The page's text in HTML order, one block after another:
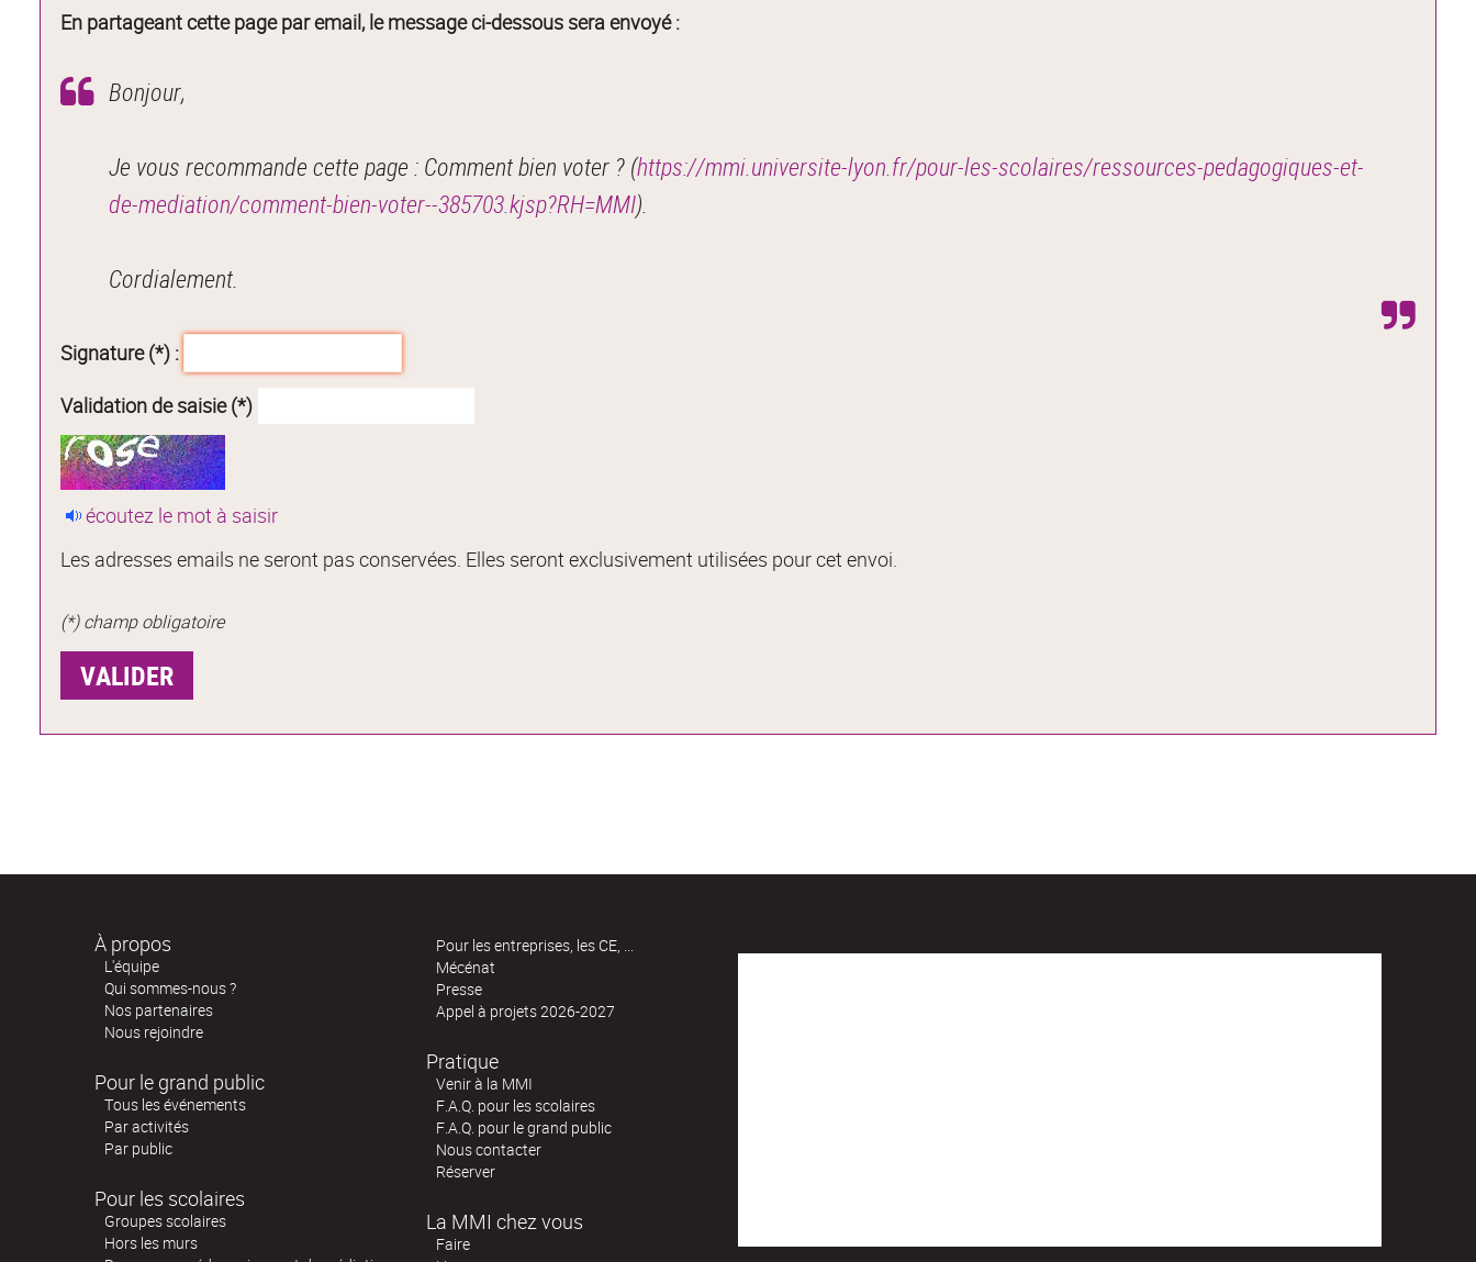
En partageant cette page par email, le message ci-dessous sera envoyé :
Bonjour,
Je vous recommande cette page : Comment bien voter ? (https://mmi.universite-lyon.fr/pour-les-scolaires/ressources-pedagogiques-et-
de-mediation/comment-bien-voter--385703.kjsp?RH=MMI).
Cordialement.
Signature (*) :
Validation de saisie (*)
écoutez le mot à saisir
Les adresses emails ne seront pas conservées. Elles seront exclusivement utilisées pour cet envoi.
(*) champ obligatoire
À propos
L'équipe
Qui sommes-nous ?
Nos partenaires
Nous rejoindre
Pour le grand public
Tous les événements
Par activités
Par public
Pour les scolaires
Groupes scolaires
Hors les murs
Pour les entreprises, les CE, ...
Mécénat
Presse
Appel à projets 2026-2027
Pratique
Venir à la MMI
F.A.Q. pour les scolaires
F.A.Q. pour le grand public
Nous contacter
Réserver
La MMI chez vous
Faire